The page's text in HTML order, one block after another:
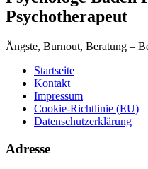
€38,00€33,00.
Psychotherapeut
Ängste, Burnout, Beratung –
Startseite
Kontakt
Impressum
Cookie-Richtlinie (EU)
Datenschutzerklärung
Adresse